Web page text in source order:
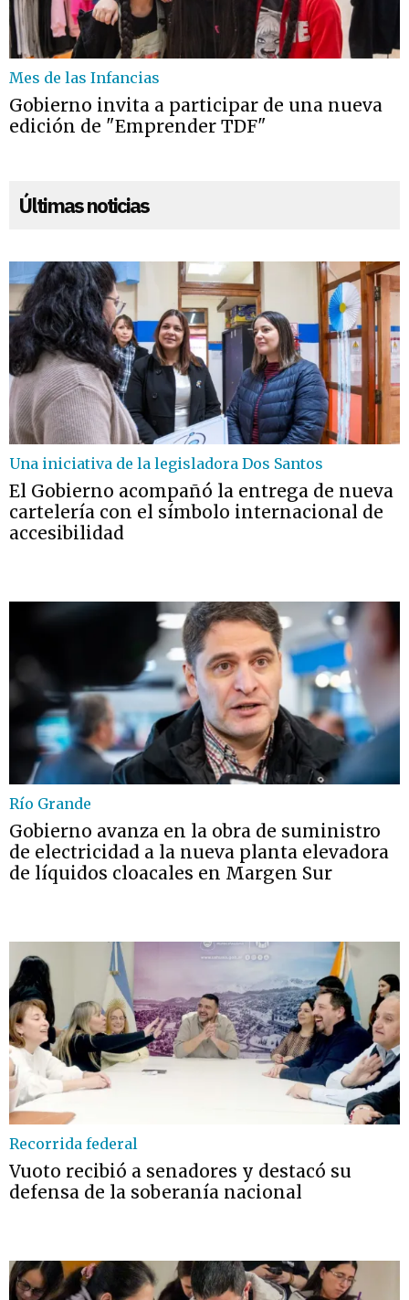
Mes de las Infancias
Gobierno invita a participar de una nueva
edición de "Emprender TDF"
Últimas noticias
Una iniciativa de la legisladora Dos Santos
El Gobierno acompañó la entrega de nueva
cartelería con el símbolo internacional de
accesibilidad
Río Grande
Gobierno avanza en la obra de suministro
de electricidad a la nueva planta elevadora
de líquidos cloacales en Margen Sur
Recorrida federal
Vuoto recibió a senadores y destacó su
defensa de la soberanía nacional